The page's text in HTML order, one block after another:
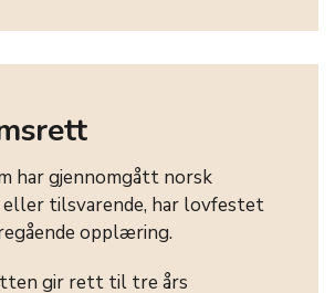
har gjennomgått norsk
tilsvarende, har lovfestet
opplæring.
gir rett til tre års